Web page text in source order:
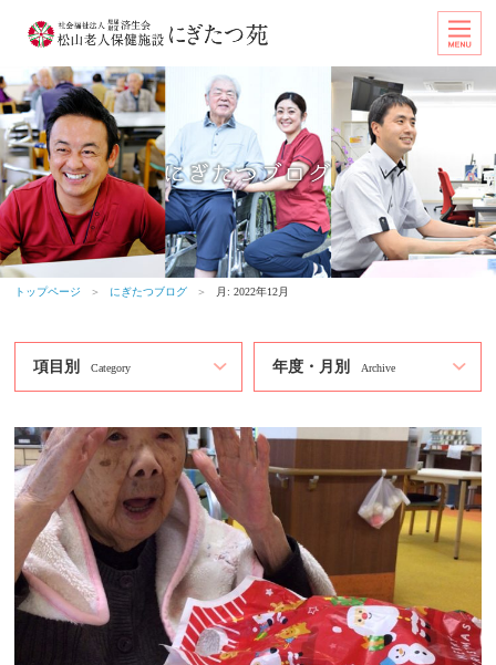
トップページ ＞ にぎたつブログ ＞ 月: 2022年12月
項目別 Category 年度・月別 Archive